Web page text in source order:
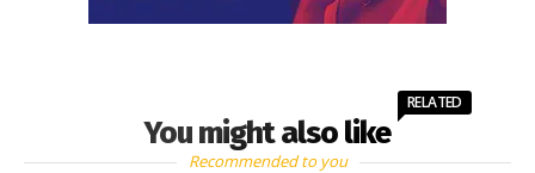
You might also like
RELATED
Recommended to you